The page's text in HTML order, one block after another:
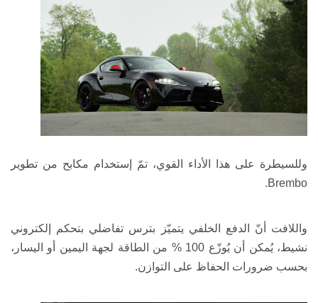
وللسيطرة على هذا الأداء القوي، تمّ إستخدام مكابح من تطوير
Brembo
.
واللافت أنّ الدفع الخلفي يتميّز بترس تفاضلي بتحكم إلكتروني
نشيط، يُمكن أن يُوزّع 100 % من الطاقة لجهة اليمين أو اليسار،
بحسب ضرورات الحفاظ على التوازن.